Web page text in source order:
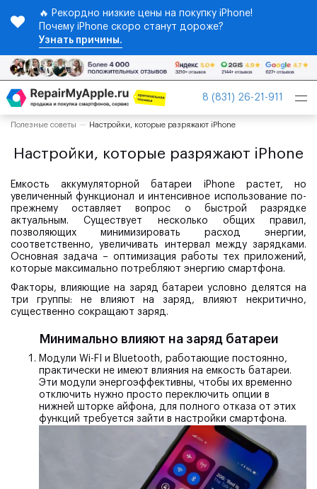
🔥 Рекордно низкие цены на покупку iPhone!
Почему iPhone скоро станут дороже?
Узнать причины.
8 (831) 26-21-911
Полезные советы Настройки, которые разряжают iPhone
Настройки, которые разряжают iPhone
Емкость аккумуляторной батареи iPhone растет, но
увеличенный функционал и интенсивное использование по-
прежнему оставляет вопрос о быстрой разрядке
актуальным. Существует несколько общих правил,
позволяющих минимизировать расход энергии,
соответственно, увеличивать интервал между зарядками.
Основная задача – оптимизация работы тех приложений,
которые максимально потребляют энергию смартфона.
Факторы, влияющие на заряд батареи условно делятся на
три группы: не влияют на заряд, влияют некритично,
существенно сокращают заряд.
Минимально влияют на заряд батареи
Модули Wi-FI и Bluetooth, работающие постоянно,
практически не имеют влияния на емкость батареи.
Эти модули энергоэффективны, чтобы их временно
отключить нужно просто переключить опции в
нижней шторке айфона, для полного отказа от этих
функций требуется зайти в настройки смартфона.